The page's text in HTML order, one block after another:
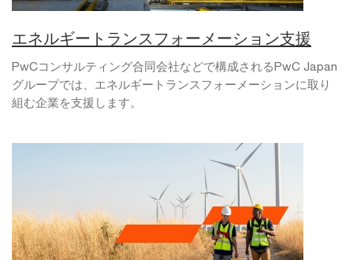
エネルギートランスフォーメーション支援
PwCコンサルティング合同会社などで構成されるPwC Japan
グループでは、エネルギートランスフォーメーションに取り
組む企業を支援します。